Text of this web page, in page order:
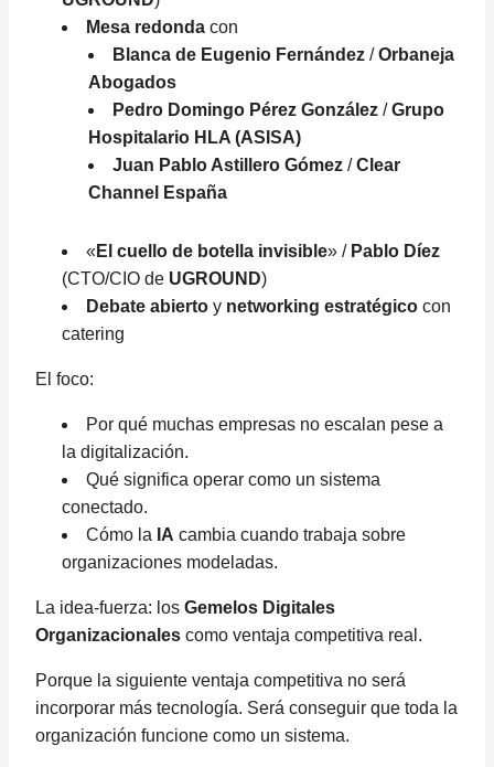
Mesa redonda con
Blanca de Eugenio Fernández /Orbaneja
Abogados
Pedro Domingo Pérez González /Grupo
Hospitalario HLA (ASISA)
Juan Pablo Astillero Gómez /Clear
Channel España
« El cuello de botella invisible» / Pablo Díez
(CTO/CIO de UGROUND)
Debate abierto y networking estratégico con
catering
El foco:
Por qué muchas empresas no escalan pese a
la digitalización.
Qué significa operar como un sistema
conectado.
Cómo la IA cambia cuando trabaja sobre
organizaciones modeladas.
La idea-fuerza: los Gemelos Digitales
Organizacionales como ventaja competitiva real.
Porque la siguiente ventaja competitiva no será
incorporar más tecnología. Será conseguir que toda la
organización funcione como un sistema.